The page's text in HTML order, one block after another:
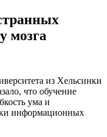
мозга
из Хельсинки
, что обучение
ума и
информационных